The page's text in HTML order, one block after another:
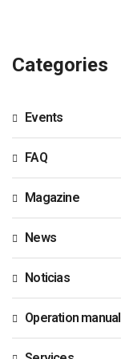
Categories
Events
FAQ
Magazine
News
Noticias
Operation manual